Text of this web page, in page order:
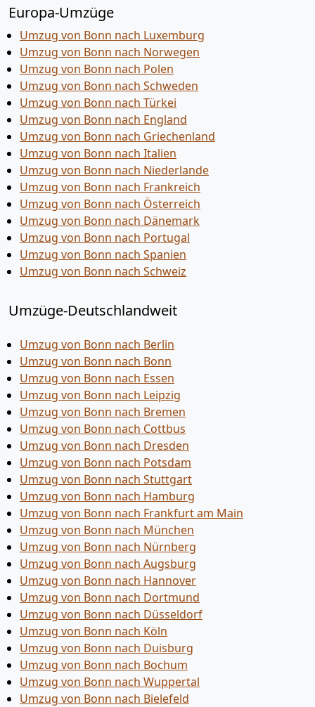
Europa-Umzüge
Umzug von Bonn nach Luxemburg
Umzug von Bonn nach Norwegen
Umzug von Bonn nach Polen
Umzug von Bonn nach Schweden
Umzug von Bonn nach Türkei
Umzug von Bonn nach England
Umzug von Bonn nach Griechenland
Umzug von Bonn nach Italien
Umzug von Bonn nach Niederlande
Umzug von Bonn nach Frankreich
Umzug von Bonn nach Österreich
Umzug von Bonn nach Dänemark
Umzug von Bonn nach Portugal
Umzug von Bonn nach Spanien
Umzug von Bonn nach Schweiz
Umzüge-Deutschlandweit
Umzug von Bonn nach Berlin
Umzug von Bonn nach Bonn
Umzug von Bonn nach Essen
Umzug von Bonn nach Leipzig
Umzug von Bonn nach Bremen
Umzug von Bonn nach Cottbus
Umzug von Bonn nach Dresden
Umzug von Bonn nach Potsdam
Umzug von Bonn nach Stuttgart
Umzug von Bonn nach Hamburg
Umzug von Bonn nach Frankfurt am Main
Umzug von Bonn nach München
Umzug von Bonn nach Nürnberg
Umzug von Bonn nach Augsburg
Umzug von Bonn nach Hannover
Umzug von Bonn nach Dortmund
Umzug von Bonn nach Düsseldorf
Umzug von Bonn nach Köln
Umzug von Bonn nach Duisburg
Umzug von Bonn nach Bochum
Umzug von Bonn nach Wuppertal
Umzug von Bonn nach Bielefeld